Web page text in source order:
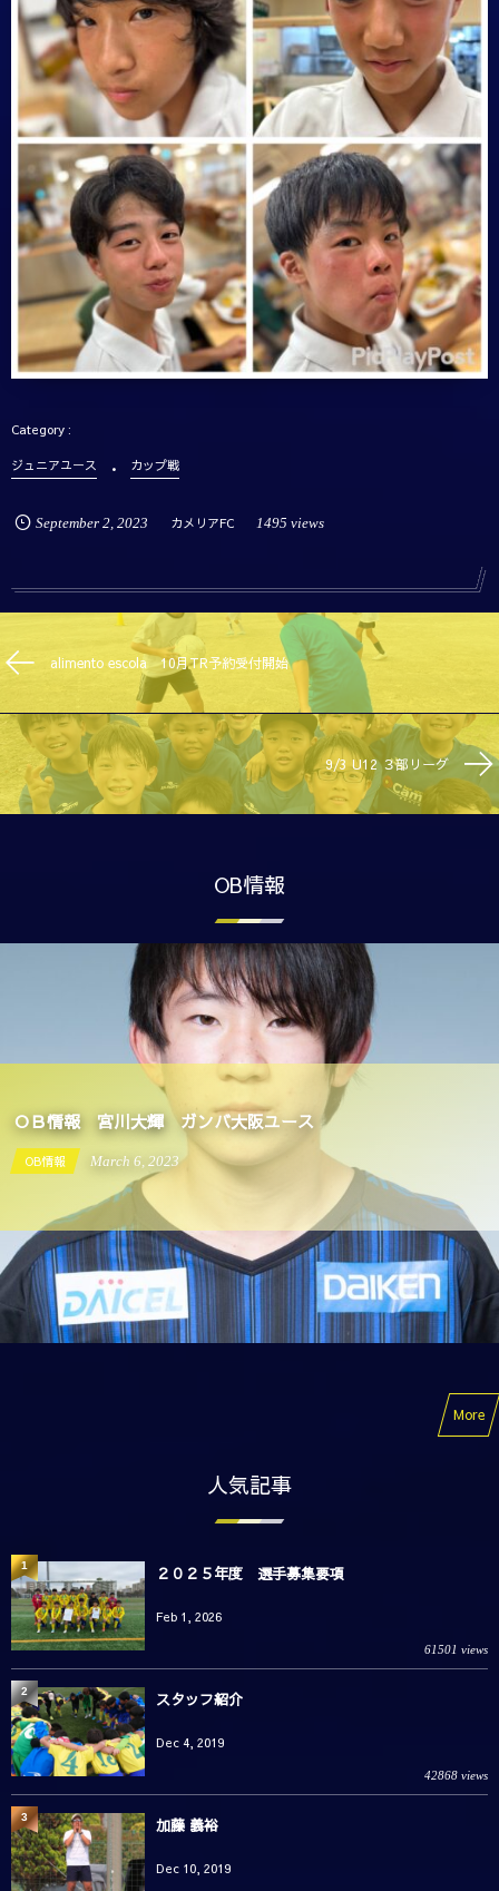
ジュニアユース カップ戦
September 2, 2023 カメリアFC 1495 views
alimento escola 10月TR予約受付開始
9/3 U12 ３部リーグ
OB情報
OB情報 宮川大輝 ガンバ大阪ユース
OB情報 September 19,2022
More
人気記事
２０２５年度 選手募集要項
Feb 1, 2026
61501 views
1
スタッフ紹介
Dec 4, 2019
42868 views
2
加藤 義裕
Dec 10, 2019
3